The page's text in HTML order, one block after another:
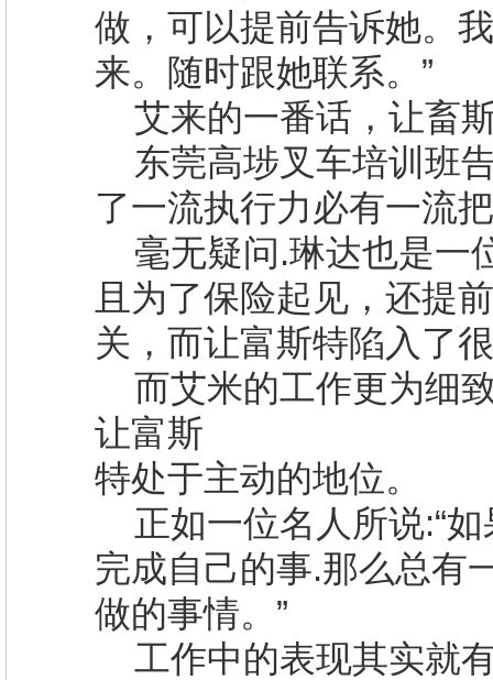
做，可以提前告诉她。
来。随时跟她联系。”
艾来的一番话，让畜
东莞高埗叉车培训班
了一流执行力必有一流
毫无疑问.琳达也是一
且为了保险起见，还提
关，而让富斯特陷入了
而艾米的工作更为细
让富斯
特处于主动的地位。
正如一位名人所说:“
完成自己的事.那么总有
做的事情。”
工作中的表现其实就